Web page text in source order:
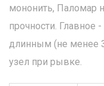
мононить, Паломар
прочности. Главное
длинным (не менее
узел при рывке.